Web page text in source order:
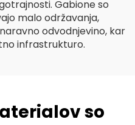
Gabione so
malo održavanja,
odvodnjevino, kar
infrastrukturo.
so